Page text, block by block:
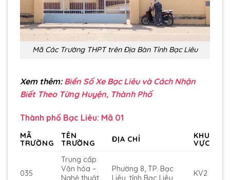
Mã Các Trường THPT trên Địa Bàn Tỉnh Bạc Liêu
Xem thêm:Biển Số Xe Bạc Liêu và Cách Nhận
Biết Theo Từng Huyện, Thành Phố
Thành phố Bạc Liêu: Mã 01
MÃ
TRƯỜNG
TÊN
TRƯỜNG
ĐỊA CHỈ
KHU
VỰC
035
Trung cấp
Văn hóa –
Nghệ thuật
Phường 8, TP. Bạc
Liêu, tỉnh Bạc Liêu
KV2